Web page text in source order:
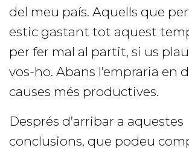
del meu país. Aquells que
estic gastant tot aquest
per fer mal al partit, si us
vos-ho. Abans l’empraria en
causes més productives.
Després d’arribar a aquestes
conclusions, que podeu